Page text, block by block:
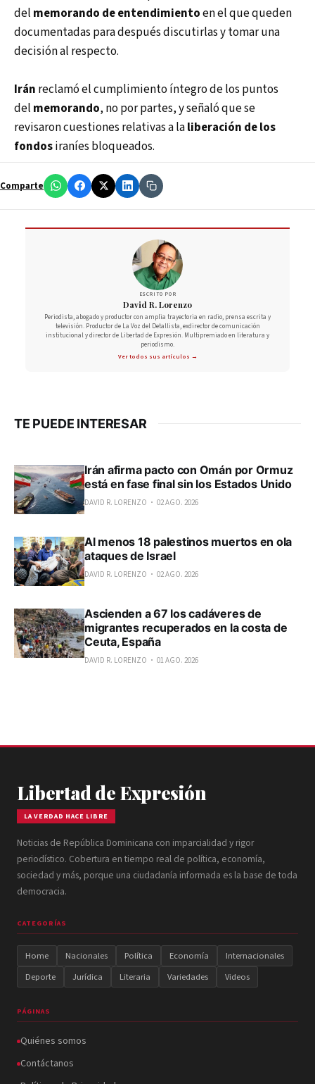
del memorando de entendimientoen el que queden
documentadas para después discutirlas y tomar una
decisión al respecto.
Irán reclamó el cumplimiento íntegro de los puntos
del memorando, no por partes, y señaló que se
revisaron cuestiones relativas a laliberación de los
fondosiraníes bloqueados.
Comparte
ESCRITO POR
David R. Lorenzo
Periodista, abogado y productor con amplia trayectoria en radio, prensa escrita y
televisión. Productor de La Voz del Detallista, exdirector de comunicación
institucional y director de Libertad de Expresión. Multipremiado en literatura y
periodismo.
Ver todos sus artículos →
TE PUEDE INTERESAR
Irán afirma pacto con Omán por Ormuz
está en fase final sin los Estados Unido
DAVID R. LORENZO 02 AGO. 2026
Al menos 18 palestinos muertos en ola
ataques de Israel
DAVID R. LORENZO 02 AGO. 2026
Ascienden a 67 los cadáveres de
migrantes recuperados en la costa de
Ceuta, España
DAVID R. LORENZO 01 AGO. 2026
Libertad de Expresión
LA VERDAD HACE LIBRE
Noticias de República Dominicana con imparcialidad y rigor
periodístico. Cobertura en tiempo real de política, economía,
sociedad y más, porque una ciudadanía informada es la base de toda
democracia.
CATEGORÍAS
Home Nacionales Política Economía
Internacionales
Deporte
Jurídica Literaria Variedades Videos
PÁGINAS
Quiénes somos
Contáctanos